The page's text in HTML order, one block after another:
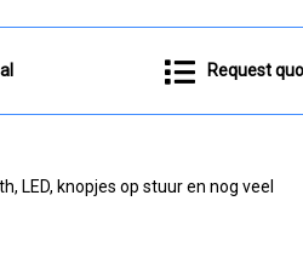
Request
LED, knopjes op stuur en nog veel